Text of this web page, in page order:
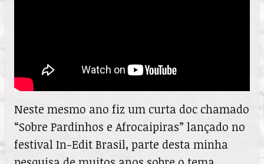
Neste mesmo ano fiz um curta doc chamado
“Sobre Pardinhos e Afrocaipiras” lançado no
festival In-Edit Brasil, parte desta minha